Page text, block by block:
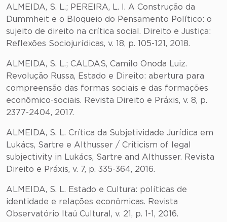
ALMEIDA, S. L.; PEREIRA, L. I. A Construção da
Dummheit e o Bloqueio do Pensamento Político: o
sujeito de direito na crítica social. Direito e Justiça:
Reflexões Sociojurídicas, v. 18, p. 105-121, 2018.
ALMEIDA, S. L.; CALDAS, Camilo Onoda Luiz.
Revolução Russa, Estado e Direito: abertura para
compreensão das formas sociais e das formações
econômico-sociais. Revista Direito e Práxis, v. 8, p.
2377-2404, 2017.
ALMEIDA, S. L. Crítica da Subjetividade Jurídica em
Lukács, Sartre e Althusser / Criticism of legal
subjectivity in Lukács, Sartre and Althusser. Revista
Direito e Práxis, v. 7, p. 335-364, 2016.
ALMEIDA, S. L. Estado e Cultura: políticas de
identidade e relações econômicas. Revista
Observatório Itaú Cultural, v. 21, p. 1-1, 2016.